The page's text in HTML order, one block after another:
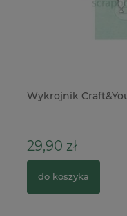
Wykrojnik
29,90 zł
do koszyka